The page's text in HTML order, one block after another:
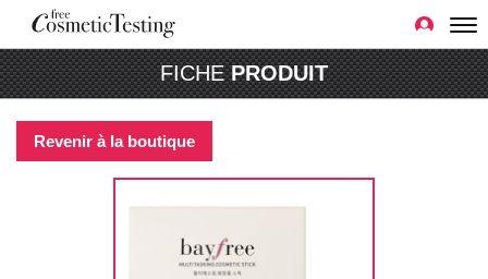
FICHEPRODUIT
Revenir à la boutique